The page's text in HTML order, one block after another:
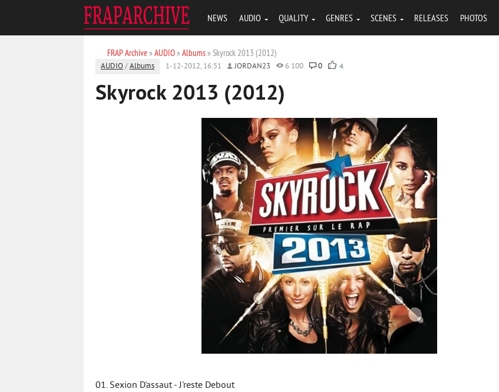
NEWS AUDIO QUALITY GENRES SCENES RELEASES PHOTOS
FRAP Archive» AUDIO» Albums» Skyrock 2013 (2012)
AUDIO /Albums 1-12-2012, 16:51 JORDAN23 6 100 0 4
Skyrock 2013 (2012)
01. Sexion D'assaut - J'reste Debout